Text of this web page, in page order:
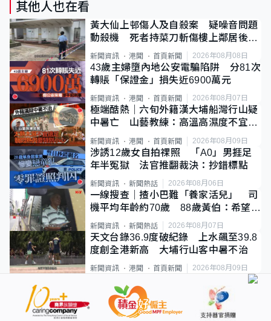
其他人也在看
黃大仙上邨傷人及自殺案 疑噪音問題
動殺機 死者持菜刀斬傷樓上鄰居後墮
斃
新聞資訊 港聞 首頁新聞 2026年08月08日
43歲主婦墮內地公安電騙陷阱 分81次
轉賬「保證金」損失近6900萬元
新聞資訊 港聞 首頁新聞 2026年08月07日
極端酷熱｜六旬外籍漢大埔船灣行山疑
中暑亡 山藝教練：高溫高濕度不宜遠
新聞資訊 港聞 首頁新聞 2026年08月09日
涉誘12歲女自拍祼照 「A0」男捱足
年半冤獄 法官推翻裁決：抄錯標點
新聞資訊 新聞熱話 2026年08月06日
一線搜查｜揸小巴難「養家活兒」 司
機平均年齡約70歲 88歲黃伯：希望一
直揸落去
新聞資訊 新聞熱話 2026年08月07日
天文台錄36.9度破紀錄 上水飆至39.8
度創全港新高 大埔行山客中暑不治
新聞資訊 港聞 首頁新聞 2026年08月09日